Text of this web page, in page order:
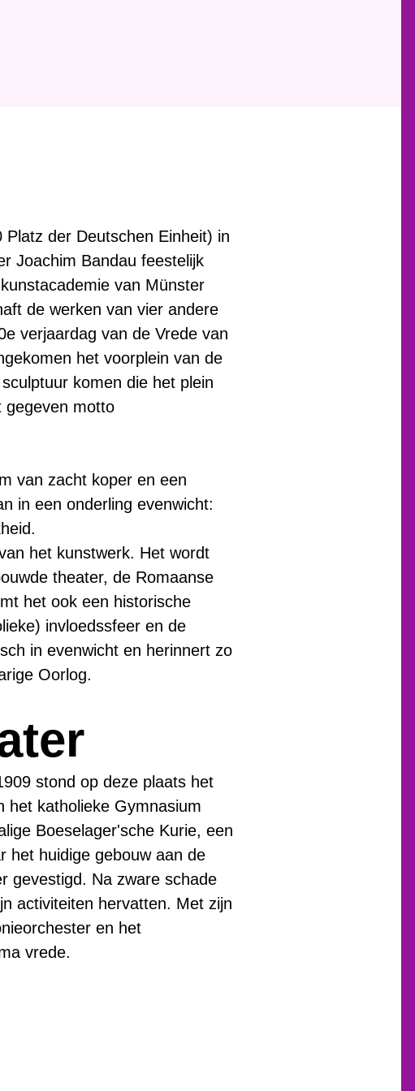
der Deutschen Einheit) in
Joachim Bandau feestelijk
van Münster
de werken van vier andere
verjaardag van de Vrede van
het voorplein van de
komen die het plein
gegeven motto
van zacht koper en een
in een onderling evenwicht:
het kunstwerk. Het wordt
theater, de Romaanse
het ook een historische
invloedssfeer en de
in evenwicht en herinnert zo
Oorlog.
stond op deze plaats het
het katholieke Gymnasium
Boeselager'sche Kurie, een
het huidige gebouw aan de
gevestigd. Na zware schade
activiteiten hervatten. Met zijn
en het
vrede.